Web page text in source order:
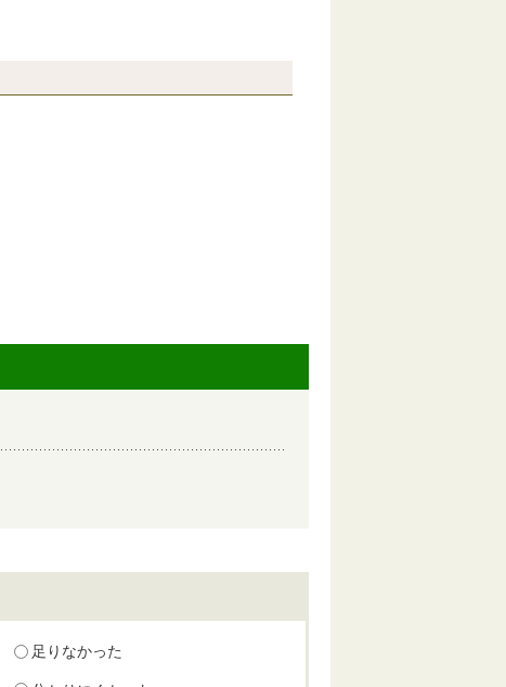
足りなかった